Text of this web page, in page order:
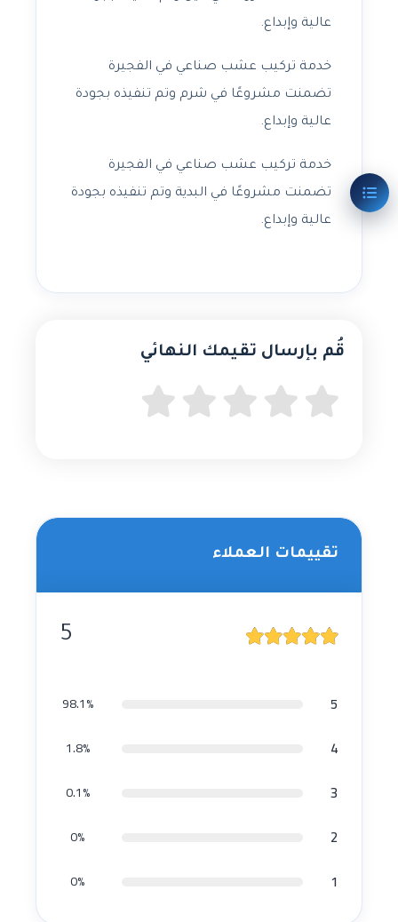
عالية وإبداع.
خدمة تركيب عشب صناعي في الفجيرة
تضمنت مشروعًا في شرم وتم تنفيذه بجودة
عالية وإبداع.
خدمة تركيب عشب صناعي في الفجيرة
تضمنت مشروعًا في البدية وتم تنفيذه بجودة
عالية وإبداع.
قُم بإرسال تقيمك النهائي
تقييمات العملاء
5
5
98.1%
4
1.8%
3
0.1%
2
0%
1
0%